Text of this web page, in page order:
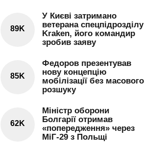
89K
У Києві затримано
ветерана спецпідрозділу
Kraken, його командир
зробив заяву
85K
Федоров презентував
нову концепцію
мобілізації без масового
розшуку
62K
Міністр оборони
Болгарії отримав
«попередження» через
МіГ-29 з Польщі